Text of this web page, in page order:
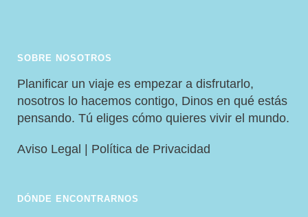
SOBRE NOSOTROS
Planificar un viaje es empezar a disfrutarlo,
nosotros lo hacemos contigo, Dinos en qué estás
pensando. Tú eliges cómo quieres vivir el mundo.
Aviso Legal Política de Privacidad
DÓNDE ENCONTRARNOS